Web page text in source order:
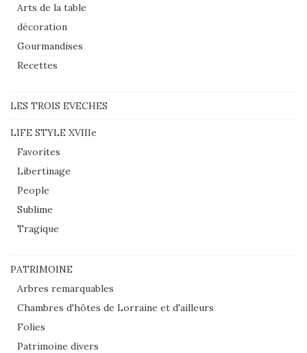
Arts de la table
décoration
Gourmandises
Recettes
LES TROIS EVECHES
LIFE STYLE XVIIIe
Favorites
Libertinage
People
Sublime
Tragique
PATRIMOINE
Arbres remarquables
Chambres d'hôtes de Lorraine et d'ailleurs
Folies
Patrimoine divers